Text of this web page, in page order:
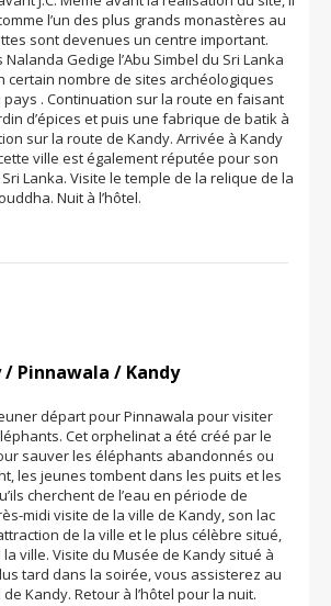
l’un des plus grands monastères au
sont devenues un centre important.
Gedige l’Abu Simbel du Sri Lanka
certain nombre de sites archéologiques
. Continuation sur la route en faisant
d’épices et puis une fabrique de batik à
sur la route de Kandy. Arrivée à Kandy
ville est également réputée pour son
Lanka. Visite le temple de la relique de la
Nuit à l’hôtel.
/ Pinnawala / Kandy
départ pour Pinnawala pour visiter
Cet orphelinat a été créé par le
sauver les éléphants abandonnés ou
les jeunes tombent dans les puits et les
cherchent de l’eau en période de
midi visite de la ville de Kandy, son lac
de la ville et le plus célèbre situé,
ville. Visite du Musée de Kandy situé à
tard dans la soirée, vous assisterez au
Kandy. Retour à l’hôtel pour la nuit.